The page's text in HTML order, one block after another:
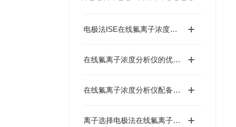
电极法ISE在线氟离子浓度分析仪的选型指南介绍
在线氟离子浓度分析仪的优点不止这些哦！
在线氟离子浓度分析仪配备有温度补偿装置
离子选择电极法在线氟离子浓度分析仪：适配电镀废水的原理与运维要点